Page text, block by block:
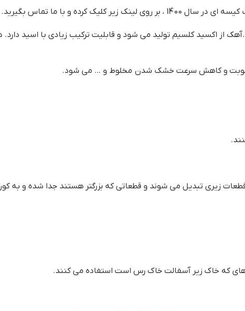
و با ما تماس بگیرید.
اکسید کلسیم تولید می شود و قابلیت ترکیب زیادی با اسید دارد.
رطوبت و کاهش سرعت خشک شدن مخلوط و … می شود.
زیری تبدیل می شوند و قطعاتی که بزرگتر هستند جدا شده و به
های که خاک زیر آسفالت خاک رس است استفاده می کنند.